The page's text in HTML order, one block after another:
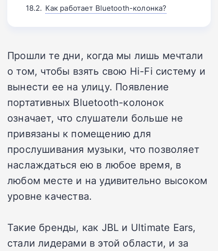
Как работает Bluetooth-колонка?
Прошли те дни, когда мы лишь мечтали
о том, чтобы взять свою Hi-Fi систему и
вынести ее на улицу. Появление
портативных Bluetooth-колонок
означает, что слушатели больше не
привязаны к помещению для
прослушивания музыки, что позволяет
наслаждаться ею в любое время, в
любом месте и на удивительно высоком
уровне качества.
Такие бренды, как JBL и Ultimate Ears,
стали лидерами в этой области, и за